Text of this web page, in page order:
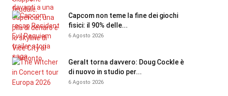
Capcom non teme la fine dei giochi
fisici: il 90% delle...
6 Agosto 2026
Geralt torna davvero: Doug Cockle è
di nuovo in studio per...
6 Agosto 2026